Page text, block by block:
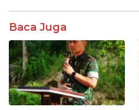
Baca Juga